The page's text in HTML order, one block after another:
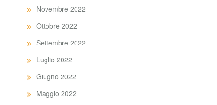
Novembre 2022
Ottobre 2022
Settembre 2022
Luglio 2022
Giugno 2022
Maggio 2022